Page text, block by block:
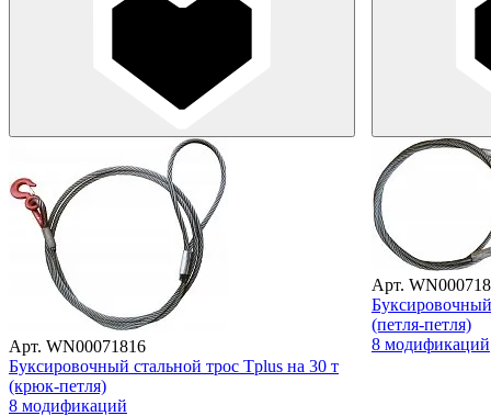
Арт. WN00071816
Буксировочный стальной трос Tplus на 30 т
(крюк-петля)
8 модификаций
Арт.
(петля-петля)
8 модификаций